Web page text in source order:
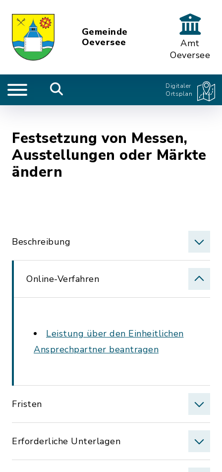
Gemeinde
Oeversee
Amt
Oeversee
Digitaler
Ortsplan
Festsetzung von Messen,
Ausstellungen oder Märkte
ändern
Beschreibung
Online-Verfahren
Leistung über den Einheitlichen
Ansprechpartner beantragen
Fristen
Erforderliche Unterlagen